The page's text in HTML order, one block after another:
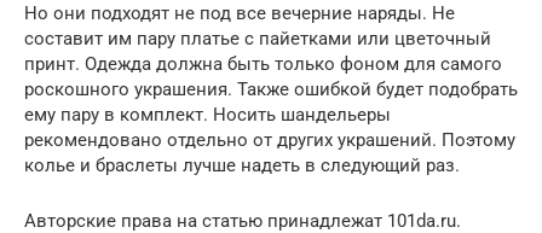
Но они подходят не под все вечерние наряды. Не
составит им пару платье с пайетками или цветочный
принт. Одежда должна быть только фоном для самого
роскошного украшения. Также ошибкой будет подобрать
ему пару в комплект. Носить шандельеры
рекомендовано отдельно от других украшений. Поэтому
колье и браслеты лучше надеть в следующий раз.
Авторские права на статью принадлежат 101da.ru.